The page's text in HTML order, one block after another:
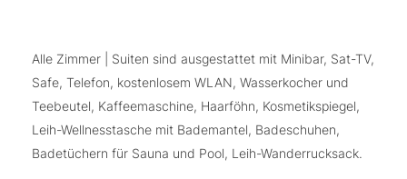
Alle Zimmer | Suiten sind ausgestattet mit Minibar, Sat-TV,
Safe, Telefon, kostenlosem WLAN, Wasserkocher und
Teebeutel, Kaffeemaschine, Haarföhn, Kosmetikspiegel,
Leih-Wellnesstasche mit Bademantel, Badeschuhen,
Badetüchern für Sauna und Pool, Leih-Wanderrucksack.